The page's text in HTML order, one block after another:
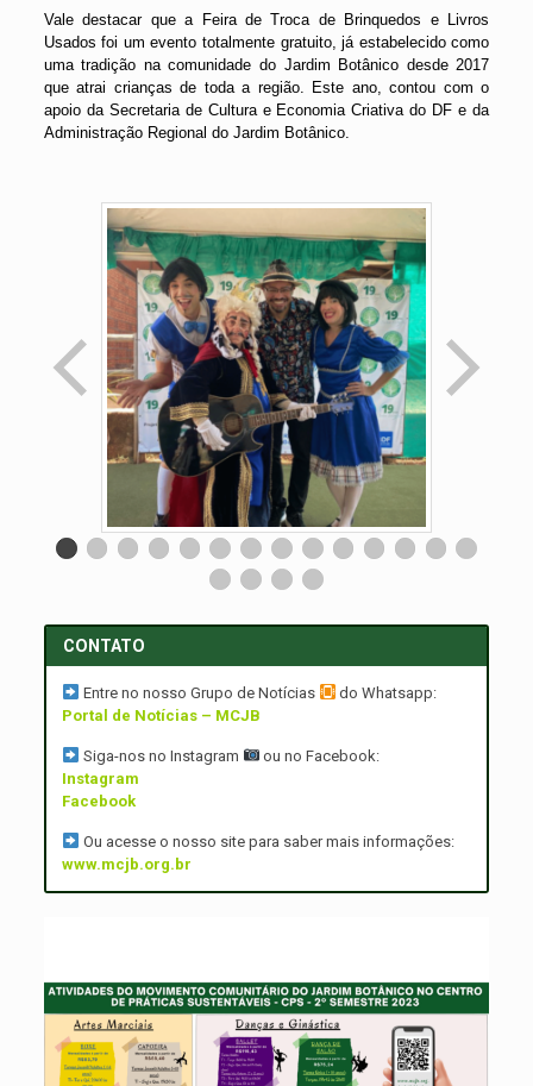
Vale destacar que a Feira de Troca de Brinquedos e Livros
Usados foi um evento totalmente gratuito, já estabelecido como
uma tradição na comunidade do Jardim Botânico desde 2017
que atrai crianças de toda a região. Este ano, contou com o
apoio da Secretaria de Cultura e Economia Criativa do DF e da
Administração Regional do Jardim Botânico.
CONTATO
Entre no nosso Grupo de Notícias
do Whatsapp:
Portal de Notícias – MCJB
Siga-nos no Instagram
ou no Facebook:
Instagram
Facebook
Ou acesse o nosso site para saber mais informações:
www.mcjb.org.br